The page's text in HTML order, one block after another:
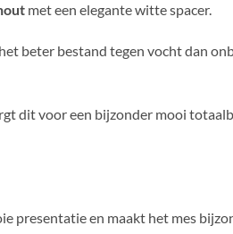
met een elegante witte spacer.
beter bestand tegen vocht dan
dit voor een bijzonder mooi
presentatie en maakt het mes